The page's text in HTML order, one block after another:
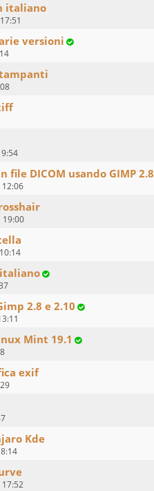
italiano
versioni
DICOM usando GIMP 2.8
12:06
19:00
italiano
2.8 e 2.10
Mint 19.1
exif
Kde
17:52